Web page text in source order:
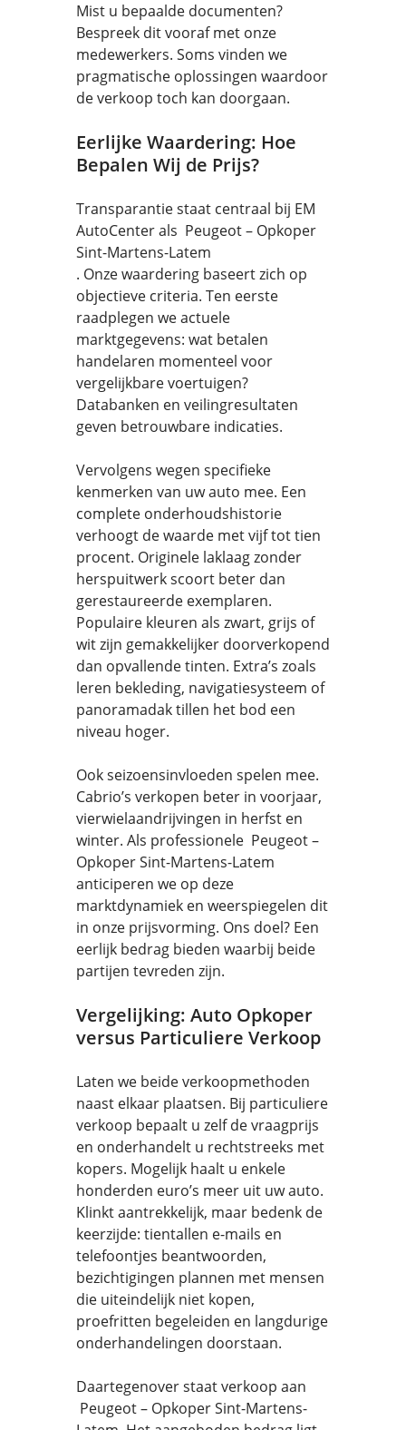
Mist u bepaalde documenten?
Bespreek dit vooraf met onze
medewerkers. Soms vinden we
pragmatische oplossingen waardoor
de verkoop toch kan doorgaan.
Eerlijke Waardering: Hoe
Bepalen Wij de Prijs?
Transparantie staat centraal bij EM
AutoCenter als Peugeot – Opkoper
Sint-Martens-Latem
. Onze waardering baseert zich op
objectieve criteria. Ten eerste
raadplegen we actuele
marktgegevens: wat betalen
handelaren momenteel voor
vergelijkbare voertuigen?
Databanken en veilingresultaten
geven betrouwbare indicaties.
Vervolgens wegen specifieke
kenmerken van uw auto mee. Een
complete onderhoudshistorie
verhoogt de waarde met vijf tot tien
procent. Originele laklaag zonder
herspuitwerk scoort beter dan
gerestaureerde exemplaren.
Populaire kleuren als zwart, grijs of
wit zijn gemakkelijker doorverkopend
dan opvallende tinten. Extra’s zoals
leren bekleding, navigatiesysteem of
panoramadak tillen het bod een
niveau hoger.
Ook seizoensinvloeden spelen mee.
Cabrio’s verkopen beter in voorjaar,
vierwielaandrijvingen in herfst en
winter. Als professionele Peugeot –
Opkoper Sint-Martens-Latem
anticiperen we op deze
marktdynamiek en weerspiegelen dit
in onze prijsvorming. Ons doel? Een
eerlijk bedrag bieden waarbij beide
partijen tevreden zijn.
Vergelijking: Auto Opkoper
versus Particuliere Verkoop
Laten we beide verkoopmethoden
naast elkaar plaatsen. Bij particuliere
verkoop bepaalt u zelf de vraagprijs
en onderhandelt u rechtstreeks met
kopers. Mogelijk haalt u enkele
honderden euro’s meer uit uw auto.
Klinkt aantrekkelijk, maar bedenk de
keerzijde: tientallen e-mails en
telefoontjes beantwoorden,
bezichtigingen plannen met mensen
die uiteindelijk niet kopen,
proefritten begeleiden en langdurige
onderhandelingen doorstaan.
Daartegenover staat verkoop aan
Peugeot – Opkoper Sint-Martens-